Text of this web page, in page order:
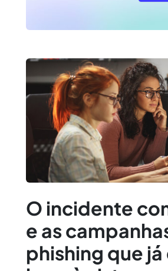
O incidente
e as
phishing que